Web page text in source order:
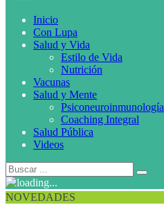
Inicio
Con Lupa
Salud y Vida
Estilo de Vida
Nutrición
Vacunas
Salud y Mente
Psiconeuroinmunología
Coaching Integral
Salud Pública
Videos
NOVEDADES